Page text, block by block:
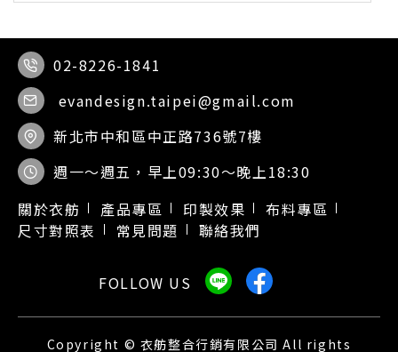
02-8226-1841
evandesign.taipei@gmail.com
新北市中和區中正路736號7樓
週一～週五，早上09:30～晚上18:30
關於衣舫
產品專區 印製效果
布料專區
尺寸對照表
常見問題 聯絡我們
Copyright © 衣舫整合行銷有限公司 All rights